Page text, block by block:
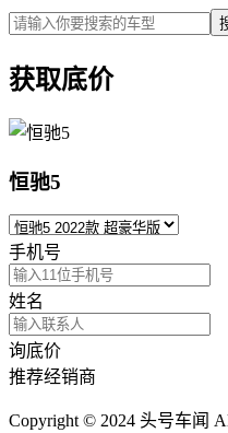
获取底价
恒驰5
手机号
姓名
询底价
推荐经销商
Copyright © 2024 头号车闻